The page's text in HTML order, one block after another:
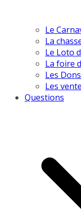
Le
La
Le Loto
La foire
Les
Les
Questions